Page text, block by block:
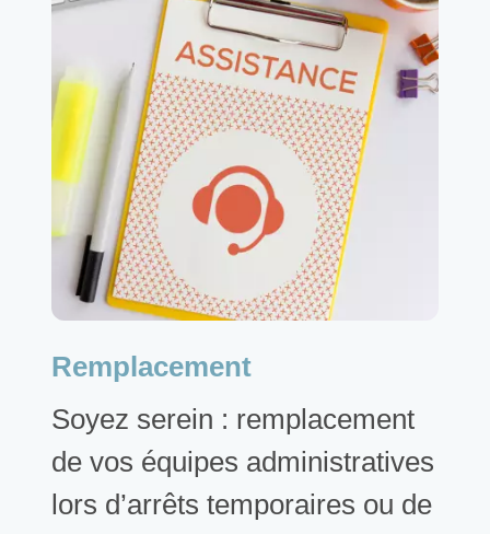
Remplacement
Soyez serein : remplacement
de vos équipes administratives
lors d’arrêts temporaires ou de